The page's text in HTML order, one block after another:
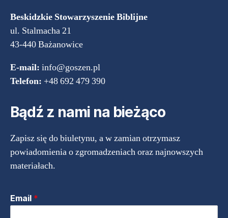
Beskidzkie Stowarzyszenie Biblijne
ul. Stalmacha 21
43-440 Bażanowice
E-mail: info@goszen.pl
Telefon: +48 692 479 390
Bądź z nami na bieżąco
Zapisz się do biuletynu, a w zamian otrzymasz
powiadomienia o zgromadzeniach oraz najnowszych
materiałach.
Email *